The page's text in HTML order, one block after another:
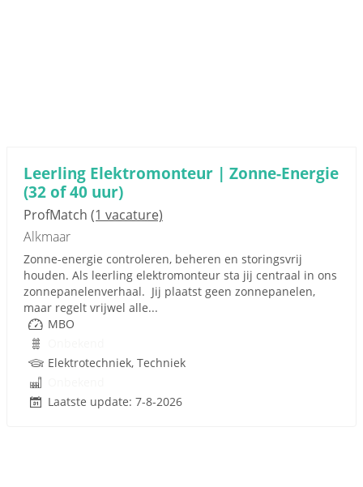
Leerling Elektromonteur | Zonne-Energie
(32 of 40 uur)
ProfMatch (1 vacature)
Alkmaar
Zonne-energie controleren, beheren en storingsvrij
houden. Als leerling elektromonteur sta jij centraal in ons
zonnepanelenverhaal. Jij plaatst geen zonnepanelen,
maar regelt vrijwel alle...
MBO
Elektrotechniek, Techniek
Laatste update: 7-8-2026